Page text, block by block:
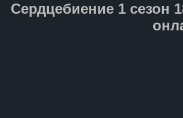
история о
преград и
даже когда
Сердцебиение 1 сезон